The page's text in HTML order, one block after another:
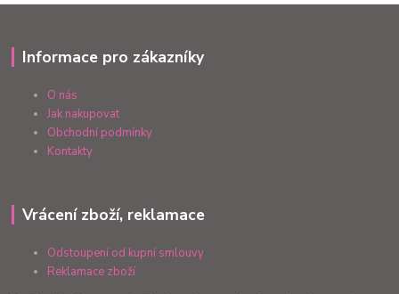
Informace pro zákazníky
O nás
Jak nakupovat
Obchodní podmínky
Kontakty
Vrácení zboží, reklamace
Odstoupení od kupní smlouvy
Reklamace zboží